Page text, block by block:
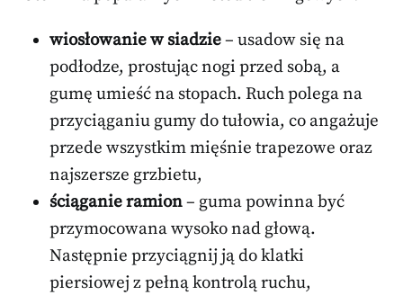
wiosłowanie w siadzie– usadow się na
podłodze, prostując nogi przed sobą, a
gumę umieść na stopach. Ruch polega na
przyciąganiu gumy do tułowia, co angażuje
przede wszystkim mięśnie trapezowe oraz
najszersze grzbietu,
ściąganie ramion– guma powinna być
przymocowana wysoko nad głową.
Następnie przyciągnij ją do klatki
piersiowej z pełną kontrolą ruchu,